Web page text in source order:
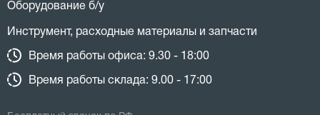
Оборудование б/у
Инструмент, расходные материалы и запчасти
Время работы офиса: 9.30 - 18:00
Время работы склада: 9.00 - 17:00